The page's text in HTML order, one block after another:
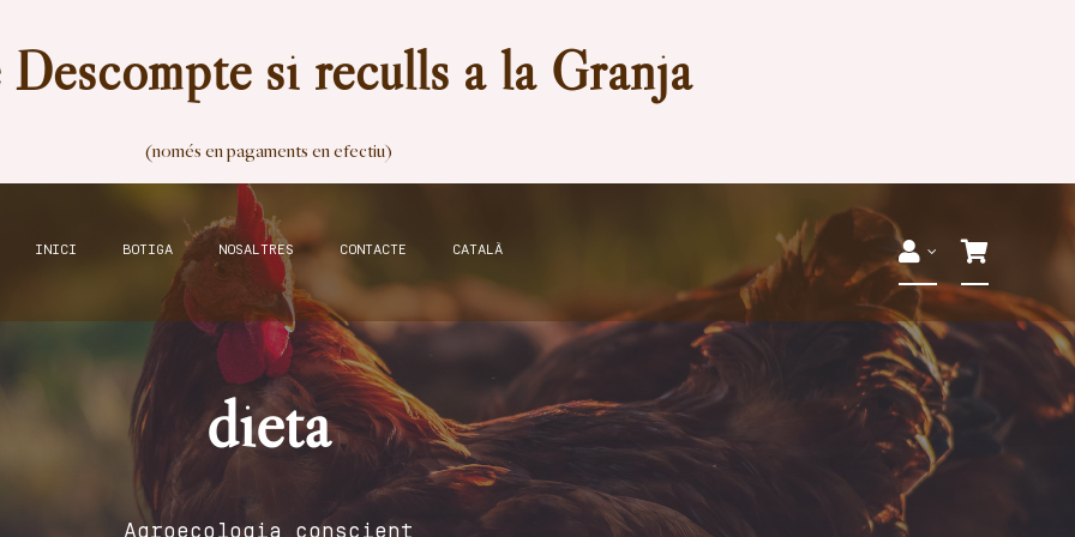
Descompte si reculls a la Granja
(només en pagaments en efectiu)
INICI BOTIGA NOSALTRES CONTACTE CATALÀ
dieta